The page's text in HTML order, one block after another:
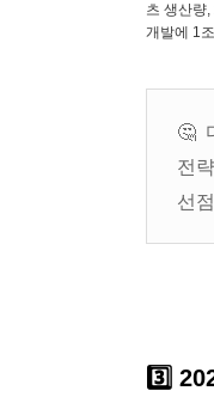
츠 생산량
개발에 1
🤔
전
선
3️⃣